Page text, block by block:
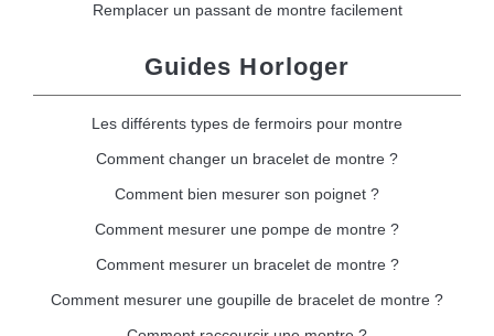
Remplacer un passant de montre facilement
Guides Horloger
Les différents types de fermoirs pour montre
Comment changer un bracelet de montre ?
Comment bien mesurer son poignet ?
Comment mesurer une pompe de montre ?
Comment mesurer un bracelet de montre ?
Comment mesurer une goupille de bracelet de montre ?